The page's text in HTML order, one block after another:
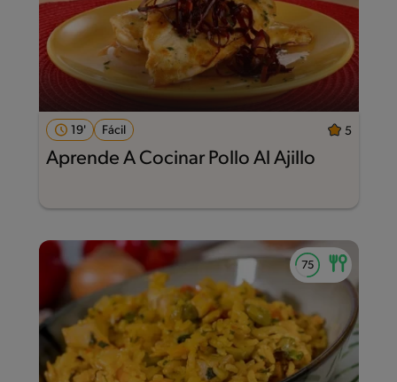
19' Fácil 5
Aprende A Cocinar Pollo Al Ajillo